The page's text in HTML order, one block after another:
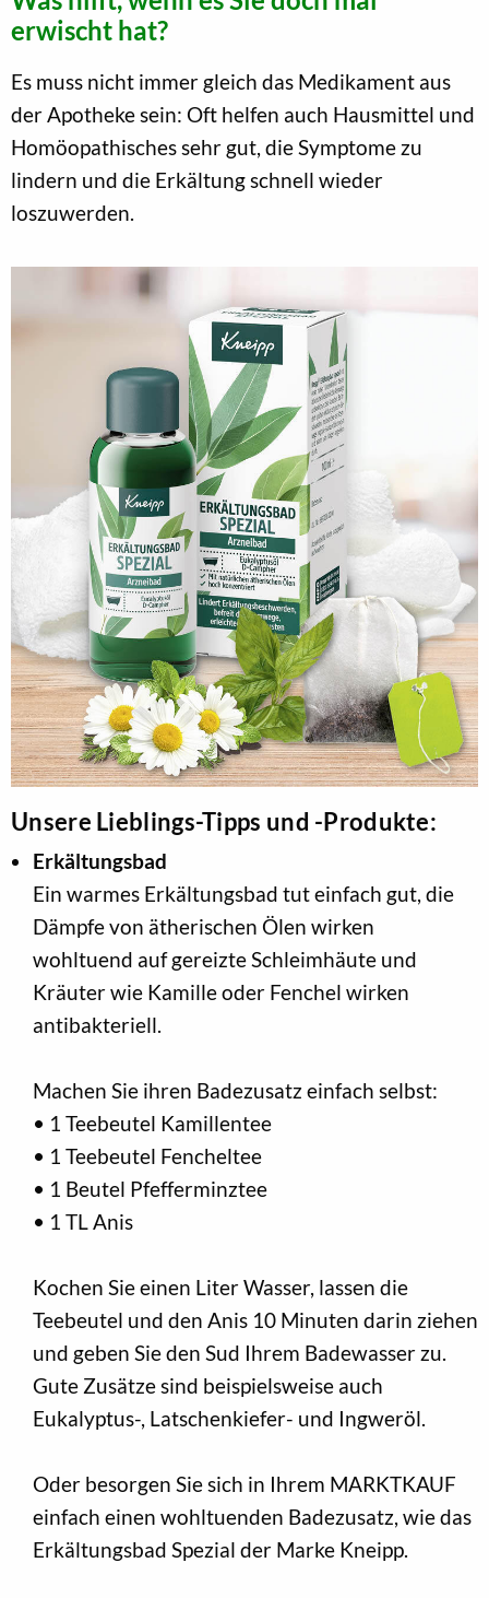
erwischt hat?
Es muss nicht immer gleich das Medikament aus
der Apotheke sein: Oft helfen auch Hausmittel und
Homöopathisches sehr gut, die Symptome zu
lindern und die Erkältung schnell wieder
loszuwerden.
Unsere Lieblings-Tipps und -Produkte:
Erkältungsbad
Ein warmes Erkältungsbad tut einfach gut, die
Dämpfe von ätherischen Ölen wirken
wohltuend auf gereizte Schleimhäute und
Kräuter wie Kamille oder Fenchel wirken
antibakteriell.
Machen Sie ihren Badezusatz einfach selbst:
• 1 Teebeutel Kamillentee
• 1 Teebeutel Fencheltee
• 1 Beutel Pfefferminztee
• 1 TL Anis
Kochen Sie einen Liter Wasser, lassen die
Teebeutel und den Anis 10 Minuten darin ziehen
und geben Sie den Sud Ihrem Badewasser zu.
Gute Zusätze sind beispielsweise auch
Eukalyptus-, Latschenkiefer- und Ingweröl.
Oder besorgen Sie sich in Ihrem MARKTKAUF
einfach einen wohltuenden Badezusatz, wie das
Erkältungsbad Spezial der Marke Kneipp.